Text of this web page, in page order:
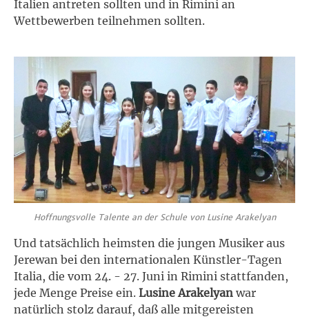
Italien antreten sollten und in Rimini an
Wettbewerben teilnehmen sollten.
Hoffnungsvolle Talente an der Schule von Lusine Arakelyan
Und tatsächlich heimsten die jungen Musiker aus
Jerewan bei den internationalen Künstler-Tagen
Italia, die vom 24. - 27. Juni in Rimini stattfanden,
jede Menge Preise ein. Lusine Arakelyan war
natürlich stolz darauf, daß alle mitgereisten